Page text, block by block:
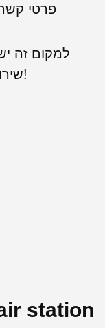
פרטי
למקום זה
שירות לקוחות מעולה. מומלץ מאוד!